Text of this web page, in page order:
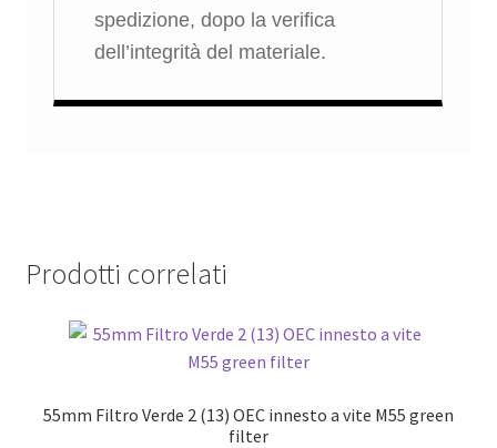
spedizione, dopo la verifica
dell’integrità del materiale.
Prodotti correlati
55mm Filtro Verde 2 (13) OEC innesto a vite M55 green
filter